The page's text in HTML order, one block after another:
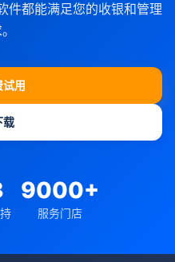
件都能满足您的收银和管理
试用
载
9000+
服务门店